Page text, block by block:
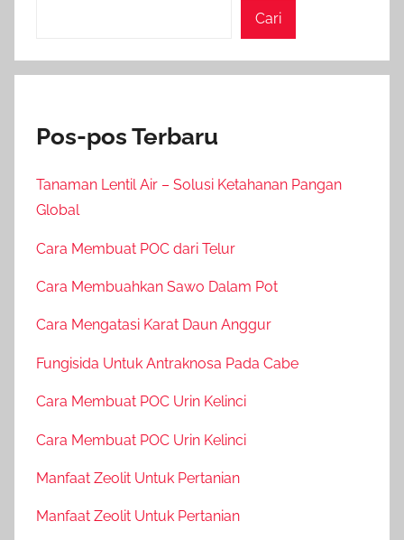
Cari
Pos-pos Terbaru
Tanaman Lentil Air – Solusi Ketahanan Pangan
Global
Cara Membuat POC dari Telur
Cara Membuahkan Sawo Dalam Pot
Cara Mengatasi Karat Daun Anggur
Fungisida Untuk Antraknosa Pada Cabe
Cara Membuat POC Urin Kelinci
Cara Membuat POC Urin Kelinci
Manfaat Zeolit Untuk Pertanian
Manfaat Zeolit Untuk Pertanian